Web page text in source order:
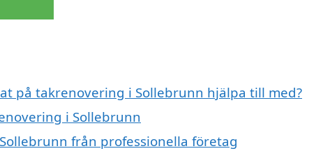
på takrenovering i Sollebrunn hjälpa till med?
i Sollebrunn
från professionella företag